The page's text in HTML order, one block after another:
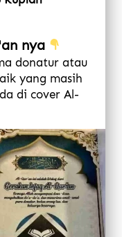
nya
donatur atau
yang masih
di cover Al-